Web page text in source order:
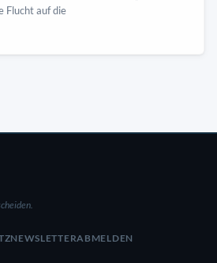
Flucht auf die
NEWSLETTERABMELDEN